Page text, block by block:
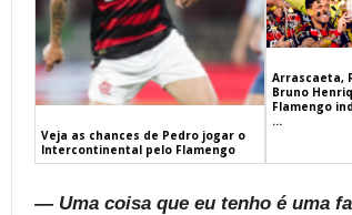
Veja as chances de Pedro jogar o
Intercontinental pelo Flamengo
Arrascaeta,
Bruno
Flamengo
...
— Uma coisa que eu tenho é uma